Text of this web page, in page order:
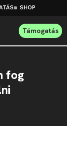
SHOP
Támogatás
fog